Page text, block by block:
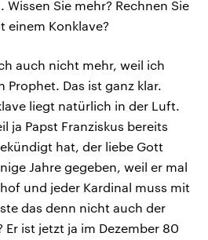
Wissen Sie mehr? Rechnen Sie
einem Konklave?
auch nicht mehr, weil ich
Prophet. Das ist ganz klar.
liegt natürlich in der Luft.
ja Papst Franziskus bereits
hat, der liebe Gott
Jahre gegeben, weil er mal
und jeder Kardinal muss mit
das denn nicht auch der
Er ist jetzt ja im Dezember 80